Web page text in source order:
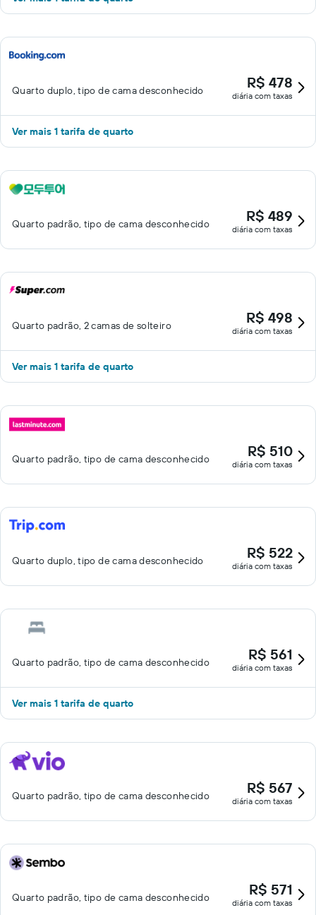
Quarto duplo, tipo de cama desconhecido R$ 478
diária com taxas
Ver mais 1 tarifa de quarto
Quarto padrão, tipo de cama desconhecido R$ 489
diária com taxas
Quarto padrão, 2 camas de solteiro R$ 498
diária com taxas
Ver mais 1 tarifa de quarto
Quarto padrão, tipo de cama desconhecido R$ 510
diária com taxas
Quarto duplo, tipo de cama desconhecido R$ 522
diária com taxas
Quarto padrão, tipo de cama desconhecido R$ 561
diária com taxas
Ver mais 1 tarifa de quarto
Quarto padrão, tipo de cama desconhecido R$ 567
diária com taxas
Quarto padrão, tipo de cama desconhecido R$ 571
diária com taxas